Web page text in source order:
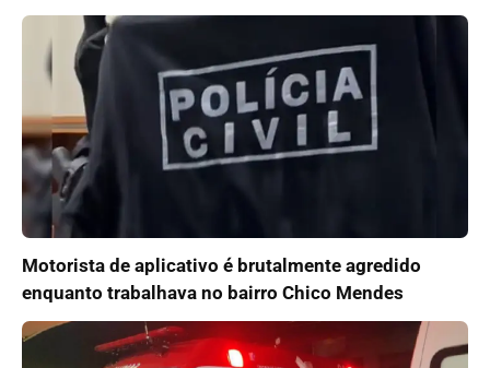
Motorista de aplicativo é brutalmente agredido
enquanto trabalhava no bairro Chico Mendes